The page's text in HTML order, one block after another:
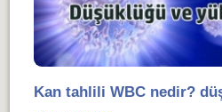
Kan tahlili WBC nedir?